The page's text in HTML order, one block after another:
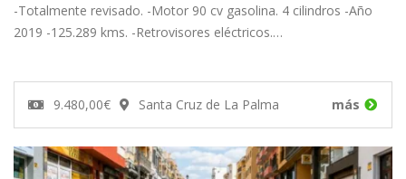
-Totalmente revisado. -Motor 90 cv gasolina. 4 cilindros -Año
2019 -125.289 kms. -Retrovisores eléctricos.…
9.480,00€ Santa Cruz de La Palma más